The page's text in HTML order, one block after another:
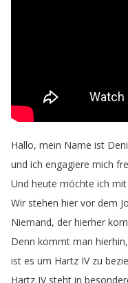
Hallo, mein Name ist
und ich engagiere mich
Und heute möchte ich mit
Wir stehen hier vor dem
Niemand, der hierher
Denn kommt man hierhin,
ist es um Hartz IV zu
Hartz IV steht in